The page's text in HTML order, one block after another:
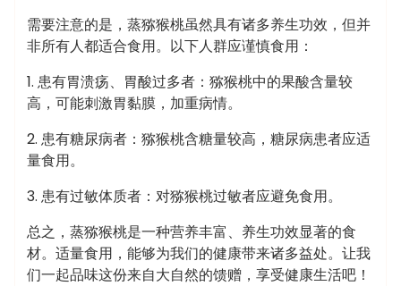
需要注意的是，蒸猕猴桃虽然具有诸多养生功效，但并
非所有人都适合食用。以下人群应谨慎食用：
1. 患有胃溃疡、胃酸过多者：猕猴桃中的果酸含量较
高，可能刺激胃黏膜，加重病情。
2. 患有糖尿病者：猕猴桃含糖量较高，糖尿病患者应适
量食用。
3. 患有过敏体质者：对猕猴桃过敏者应避免食用。
总之，蒸猕猴桃是一种营养丰富、养生功效显著的食
材。适量食用，能够为我们的健康带来诸多益处。让我
们一起品味这份来自大自然的馈赠，享受健康生活吧！